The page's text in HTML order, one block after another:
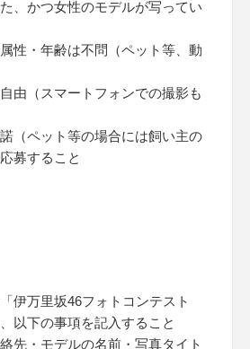
、かつ女性のモデルが写ってい
性・年齢は不問（ペット等、動
由（スマートフォンでの撮影も
（ペット等の場合には飼い主の
募すること
伊万里坂46フォトコンテスト
以下の事項を記入すること
先・モデルの名前・写真タイト